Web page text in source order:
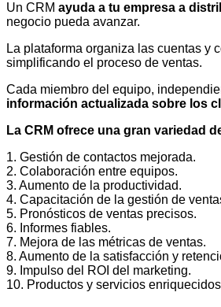
Un CRM ayuda a tu empresa a
negocio pueda avanzar.
La plataforma organiza las cuentas y
simplificando el proceso de ventas.
Cada miembro del equipo,
información actualizada sobre los
La CRM ofrece una gran variedad
1. Gestión de contactos mejorada.
2. Colaboración entre equipos.
3. Aumento de la productividad.
4. Capacitación de la gestión de
5. Pronósticos de ventas precisos.
6. Informes fiables.
7. Mejora de las métricas de ventas.
8. Aumento de la satisfacción y
9. Impulso del ROI del marketing.
10. Productos y servicios